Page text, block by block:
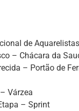
de
– Chácara da
– Portão de
Várzea
– Sprint